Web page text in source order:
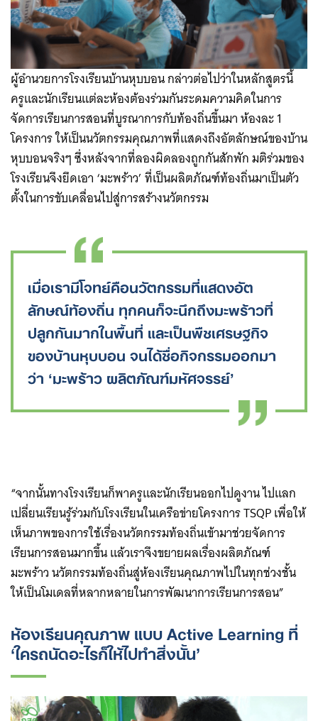
ผู้อำนวยการโรงเรียนบ้านหุบบอน กล่าวต่อไปว่าในหลักสูตรนี้
ครูและนักเรียนแต่ละห้องต้องร่วมกันระดมความคิดในการ
จัดการเรียนการสอนที่บูรณาการกับท้องถิ่นขึ้นมา ห้องละ 1
โครงการ ให้เป็นนวัตกรรมคุณภาพที่แสดงถึงอัตลักษณ์ของบ้าน
หุบบอนจริงๆ ซึ่งหลังจากที่ลองผิดลองถูกกันสักพัก มติร่วมของ
โรงเรียนจึงยึดเอา ‘มะพร้าว’ ที่เป็นผลิตภัณฑ์ท้องถิ่นมาเป็นตัว
ตั้งในการขับเคลื่อนไปสู่การสร้างนวัตกรรม
เมื่อเรามีโจทย์คือนวัตกรรมที่แสดงอัต
ลักษณ์ท้องถิ่น ทุกคนก็จะนึกถึงมะพร้าวที่
ปลูกกันมากในพื้นที่ และเป็นพืชเศรษฐกิจ
ของบ้านหุบบอน จนได้ชื่อกิจกรรมออกมา
ว่า ‘มะพร้าว ผลิตภัณฑ์มหัศจรรย์’
“จากนั้นทางโรงเรียนก็พาครูและนักเรียนออกไปดูงาน ไปแลก
เปลี่ยนเรียนรู้ร่วมกับโรงเรียนในเครือข่ายโครงการ TSQP เพื่อให้
เห็นภาพของการใช้เรื่องนวัตกรรมท้องถิ่นเข้ามาช่วยจัดการ
เรียนการสอนมากขึ้น แล้วเราจึงขยายผลเรื่องผลิตภัณฑ์
มะพร้าว นวัตกรรมท้องถิ่นสู่ห้องเรียนคุณภาพไปในทุกช่วงชั้น
ให้เป็นโมเดลที่หลากหลายในการพัฒนาการเรียนการสอน”
ห้องเรียนคุณภาพ แบบ Active Learning ที่
‘ใครถนัดอะไรก็ให้ไปทำสิ่งนั้น’